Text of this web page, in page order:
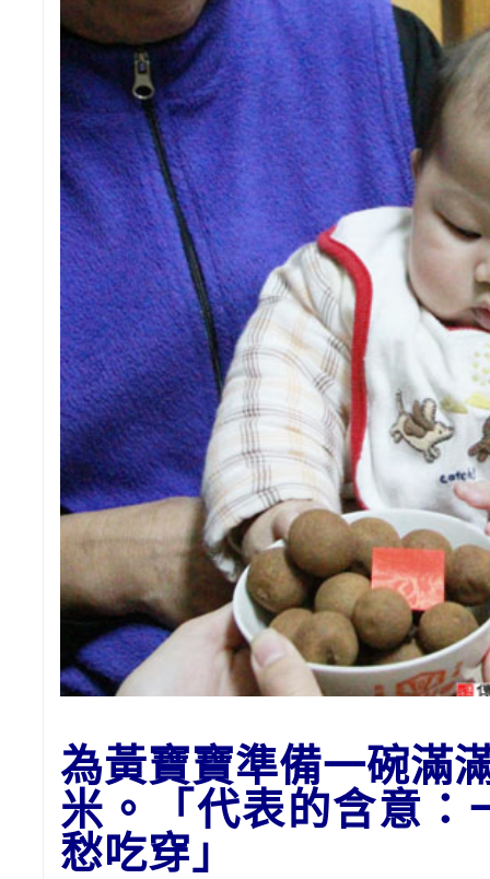
為黃寶寶準備一碗滿
米。「代表的含意：
愁吃穿」